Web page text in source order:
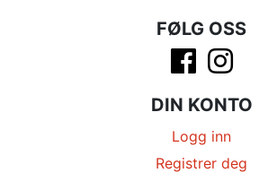
FØLG OSS
DIN KONTO
Logg inn
Registrer deg